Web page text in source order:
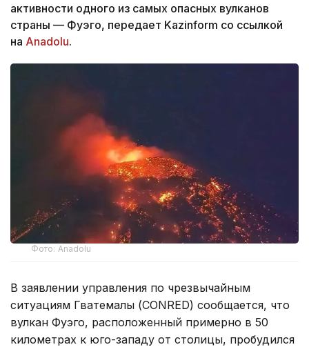
активности одного из самых опасных вулканов
страны — Фуэго, передает Kazinform со ссылкой
на Anadolu.
Фото: Anadolu
В заявлении управления по чрезвычайным
ситуациям Гватемалы (CONRED) сообщается, что
вулкан Фуэго, расположенный примерно в 50
километрах к юго-западу от столицы, пробудился